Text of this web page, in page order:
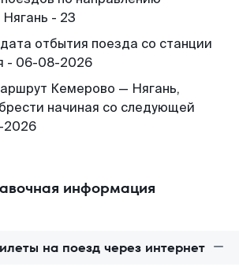
- 23
отбытия поезда со станции
- 06-08-2026
Кемерово — Нягань,
начиная со следующей
2026
информация
на поезд через интернет